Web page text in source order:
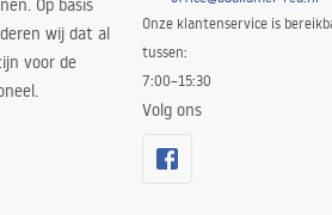
Op basis
wij dat al
voor de
Onze klantenservice is
tussen:
7:00–15:30
Volg ons